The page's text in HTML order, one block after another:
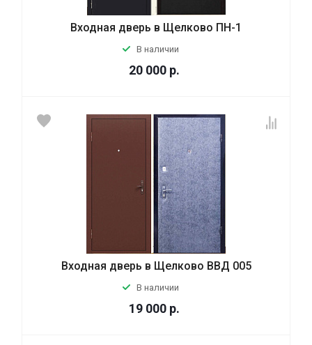
Входная дверь в Щелково ПН-1
В наличии
20 000 р.
Входная дверь в Щелково ВВД 005
В наличии
19 000 р.